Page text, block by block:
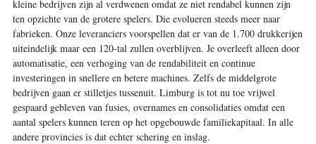
kleine bedrijven zijn al verdwenen omdat ze niet rendabel kunnen zijn
ten opzichte van de grotere spelers. Die evolueren steeds meer naar
fabrieken. Onze leveranciers voorspellen dat er van de 1.700 drukkerijen
uiteindelijk maar een 120-tal zullen overblijven. Je overleeft alleen door
automatisatie, een verhoging van de rendabiliteit en continue
investeringen in snellere en betere machines. Zelfs de middelgrote
bedrijven gaan er stilletjes tussenuit. Limburg is tot nu toe vrijwel
gespaard gebleven van fusies, overnames en consolidaties omdat een
aantal spelers kunnen teren op het opgebouwde familiekapitaal. In alle
andere provincies is dat echter schering en inslag.